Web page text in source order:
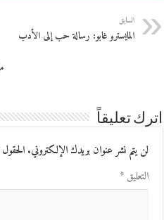
السابق
المايسترو غابو: رسالة حب إلى الأدب
اترك تعليقاً
لن يتم نشر عنوان بريدك الإلكتروني.
التعليق*